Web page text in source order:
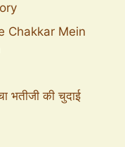
Chakkar Mein
की चुदाई